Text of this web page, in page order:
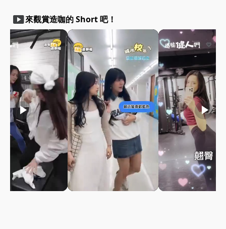
smart_display來觀賞造咖的 Short 吧！
play_arrow play_arrow play_arrow